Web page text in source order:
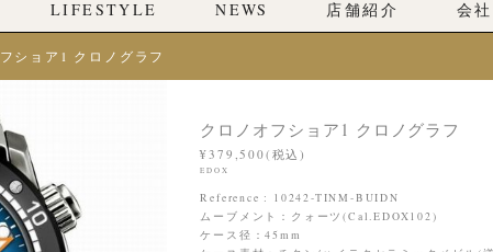
LIFESTYLE NEWS 店舗紹介 会
ショア1 クロノグラフ
クロノオフショア1 クロノグラフ
¥379,500(税込)
EDOX
Reference : 10242-TINM-BUIDN
ムーブメント：クォーツ(Cal.EDOX102)
ケース径：45mm